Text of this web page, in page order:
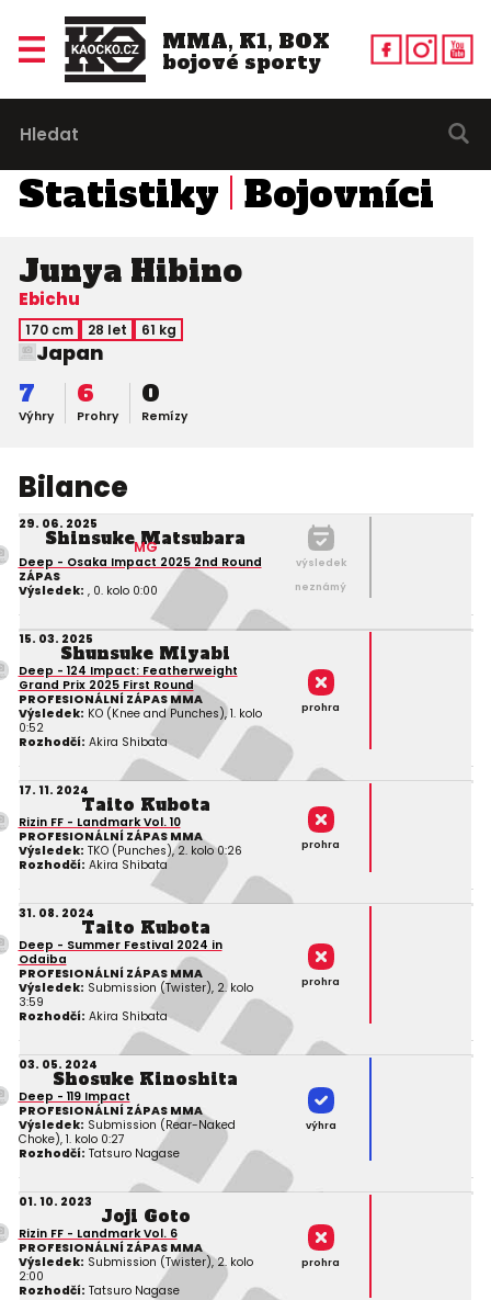
MMA, K1, BOX
bojové sporty
Statistiky Bojovníci
Junya Hibino
Ebichu
170 cm 28 let 61 kg
Japan
Výhry
7
Prohry
6
Remízy
0
Bilance
29. 06. 2025
Shinsuke Matsubara
MG
Deep - Osaka Impact 2025 2nd Round
ZÁPAS
Výsledek: , 0. kolo 0:00
výsledek
neznámý
15. 03. 2025
Shunsuke Miyabi
Deep - 124 Impact: Featherweight
Grand Prix 2025 First Round
PROFESIONÁLNÍ ZÁPAS MMA
Výsledek: KO (Knee and Punches), 1. kolo
0:52
Rozhodčí: Akira Shibata
prohra
17. 11. 2024
Taito Kubota
Rizin FF - Landmark Vol. 10
PROFESIONÁLNÍ ZÁPAS MMA
Výsledek: TKO (Punches), 2. kolo 0:26
Rozhodčí: Akira Shibata
prohra
31. 08. 2024
Taito Kubota
Deep - Summer Festival 2024 in
Odaiba
PROFESIONÁLNÍ ZÁPAS MMA
Výsledek: Submission (Twister), 2. kolo
3:59
Rozhodčí: Akira Shibata
prohra
03. 05. 2024
Shosuke Kinoshita
Deep - 119 Impact
PROFESIONÁLNÍ ZÁPAS MMA
Výsledek: Submission (Rear-Naked
Choke), 1. kolo 0:27
Rozhodčí: Tatsuro Nagase
výhra
01. 10. 2023
Joji Goto
Rizin FF - Landmark Vol. 6
PROFESIONÁLNÍ ZÁPAS MMA
Výsledek: Submission (Twister), 2. kolo
2:00
Rozhodčí: Tatsuro Nagase
prohra